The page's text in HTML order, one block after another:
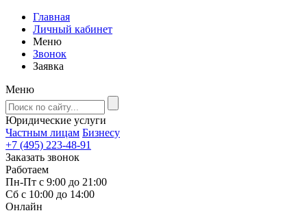
Главная
Личный кабинет
Меню
Звонок
Заявка
Меню
Юридические услуги
Частным лицам Бизнесу
+7 (495) 223-48-91
Заказать звонок
Работаем
Пн-Пт с 9:00 до 21:00
Сб с 10:00 до 14:00
Онлайн